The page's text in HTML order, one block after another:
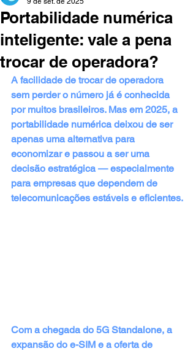
Portabilidade numérica
inteligente: vale a pena
trocar de operadora?
A facilidade de trocar de operadora
sem perder o número já é conhecida
por muitos brasileiros. Mas em 2025, a
portabilidade numérica deixou de ser
apenas uma alternativa para
economizar e passou a ser uma
decisão estratégica — especialmente
para empresas que dependem de
telecomunicações estáveis e eficientes.
Com a chegada do 5G Standalone, a
expansão do e-SIM e a oferta de